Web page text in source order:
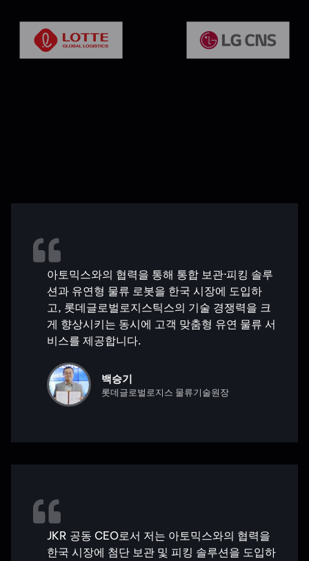
아토믹스와의 협력을 통해 통합 보관·피킹 솔루
션과 유연형 물류 로봇을 한국 시장에 도입하
고, 롯데글로벌로지스틱스의 기술 경쟁력을 크
게 향상시키는 동시에 고객 맞춤형 유연 물류 서
비스를 제공합니다.
백승기
롯데글로벌로지스 물류기술원장
JKR 공동 CEO로서 저는 아토믹스와의 협력을
한국 시장에 첨단 보관 및 피킹 솔루션을 도입하